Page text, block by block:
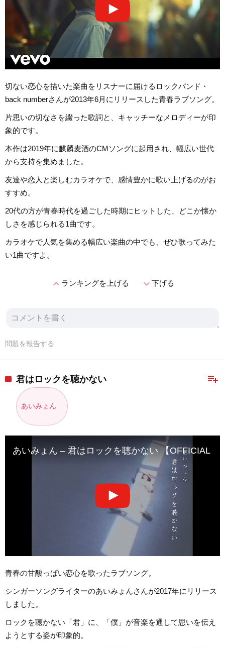
切ない恋心を描いた楽曲をリスナーに届けるロックバンド・
back numberさんが2013年6月にリリースした青春ラブソング。
片思いの切なさを綴った歌詞と、キャッチーなメロディーが印
象的です。
本作は2019年に麒麟麦酒のCMソングに起用され、幅広い世代
から支持を集めました。
友達や恋人と楽しむカラオケで、感情豊かに歌い上げるのがお
すすめ。
20代の方が青春時代を過ごした時期にヒットした、どこか懐か
しさを感じられる1曲です。
カラオケで人気を集める幅広い楽曲の中でも、ぜひ歌ってみた
い1曲ですよ。
expand_lessランキングを上げる expand_more下げる
問題を報告する
playlist_add
君はロックを聴かない
あいみょん
あいみょん – 君はロックを聴かない 【OFFICIAL
青春の甘酸っぱい恋心を歌ったラブソング。
シンガーソングライターのあいみょんさんが2017年にリリース
しました。
ロックを聴かない「君」に、「僕」が音楽を通して思いを伝え
ようとする姿が印象的。